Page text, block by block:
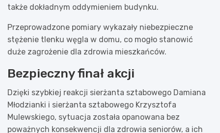
także dokładnym oddymieniem budynku.
Przeprowadzone pomiary wykazały niebezpieczne
stężenie tlenku węgla w domu, co mogło stanowić
duże zagrożenie dla zdrowia mieszkańców.
Bezpieczny finał akcji
Dzięki szybkiej reakcji sierżanta sztabowego Damiana
Młodzianki i sierżanta sztabowego Krzysztofa
Mulewskiego, sytuacja została opanowana bez
poważnych konsekwencji dla zdrowia seniorów, a ich